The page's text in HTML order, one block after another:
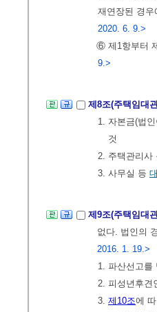
재연장된 경
2020. 6. 9.>
⑥ 제1항부터
9.>
제8조(주택임대
1. 자본금(법
것
2. 주택관리사
3. 사무실 등
제9조(주택임대
없다. 법인의
2016. 1. 19.>
1. 파산선고를
2. 피성년후견
3. 제10조에